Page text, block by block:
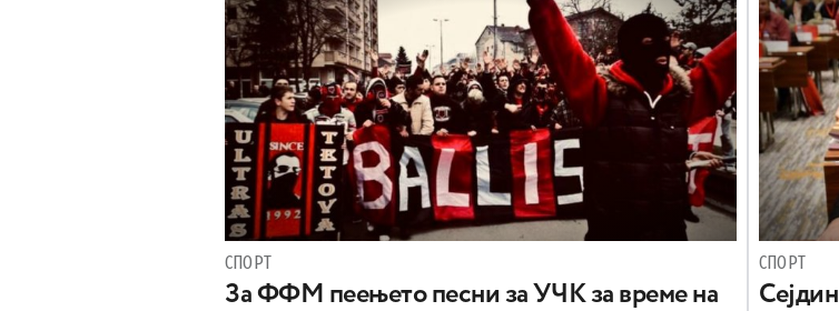
СПОРТ
За ФФМ пеењето песни за УЧК за време на
СПОРТ